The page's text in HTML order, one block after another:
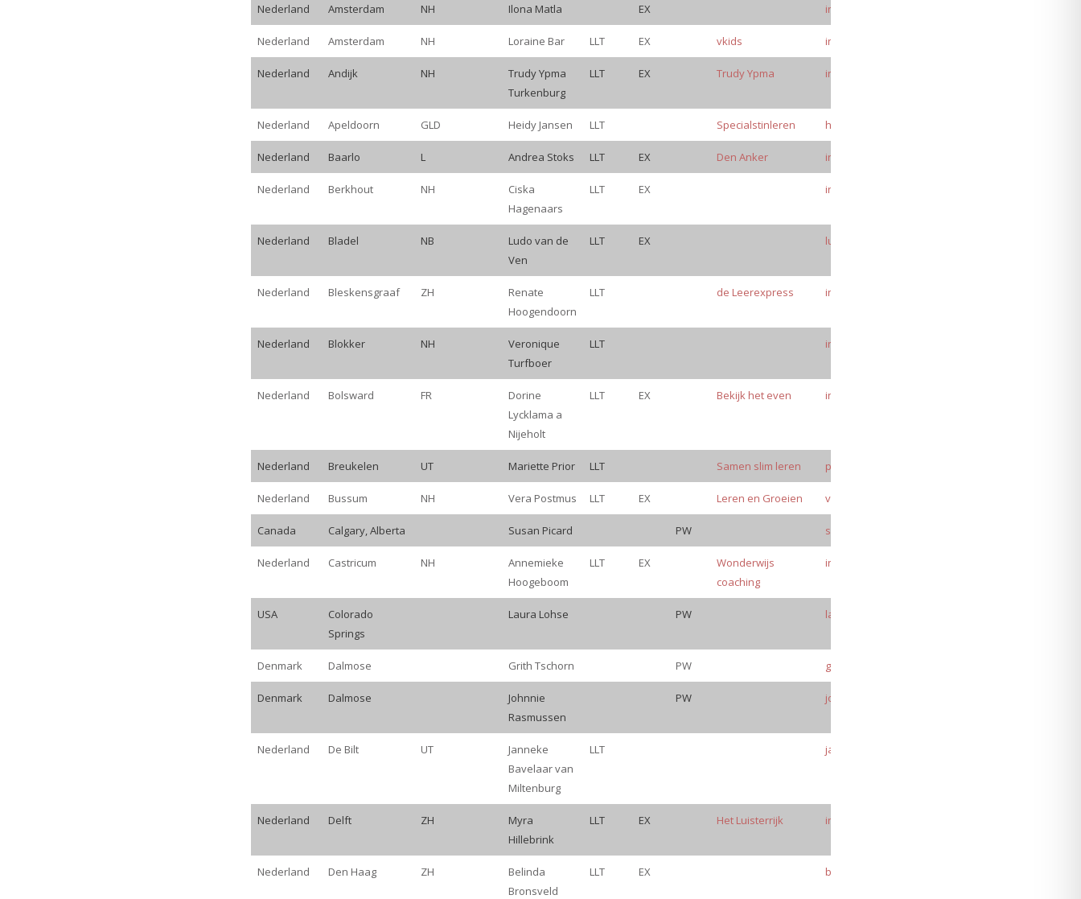
Nederland Amsterdam NH Ilona Matla EX info@ilonamatla.nl
Nederland Amsterdam NH Loraine Bar LLT EX vkids info@vkids.nl
Nederland Andijk NH
Trudy Ypma
Turkenburg
LLT EX Trudy Ypma info@trudyypma.nl
Nederland Apeldoorn GLD Heidy Jansen LLT Specialstinleren heidy@burglaan.nl
Nederland Baarlo L Andrea Stoks LLT EX Den Anker info@denanker.nl
Nederland Berkhout NH
Ciska
Hagenaars
LLT EX info@ciskahagenaars.nl
Nederland Bladel NB
Ludo van de
Ven
LLT EX ludovandeven@hotmail.nl
Nederland Bleskensgraaf ZH
Renate
Hoogendoorn
LLT de Leerexpress info@deleerexpress.nl
Nederland Blokker NH
Veronique
Turfboer
LLT info@leervanveer.nl
Nederland Bolsward FR
Dorine
Lycklama a
Nijeholt
LLT EX Bekijk het even info@bekijkheteven.nu
Nederland Breukelen UT Mariette Prior LLT Samen slim leren praktijk@samenslimleren.nl
Nederland Bussum NH Vera Postmus LLT EX Leren en Groeien verapostmus@gmail.com
Canada Calgary, Alberta Susan Picard PW susanpicard@gmail.com
Nederland Castricum NH
Annemieke
Hoogeboom
LLT EX
Wonderwijs
coaching
info@wonderwijs-coaching.nl
USA
Colorado
Springs
Laura Lohse PW lauralohse@academyacl.org
Denmark Dalmose Grith Tschorn PW grith@grith-tschorn.dk
Denmark Dalmose
Johnnie
Rasmussen
PW johnnie@bruusrasmussen.dk
Nederland De Bilt UT
Janneke
Bavelaar van
Miltenburg
LLT janneke@aai-educatie.nl
Nederland Delft ZH
Myra
Hillebrink
LLT EX Het Luisterrijk info@het-luisterrijk.nl
Nederland Den Haag ZH
Belinda
Bronsveld
LLT EX belindabronsveld@gmail.com